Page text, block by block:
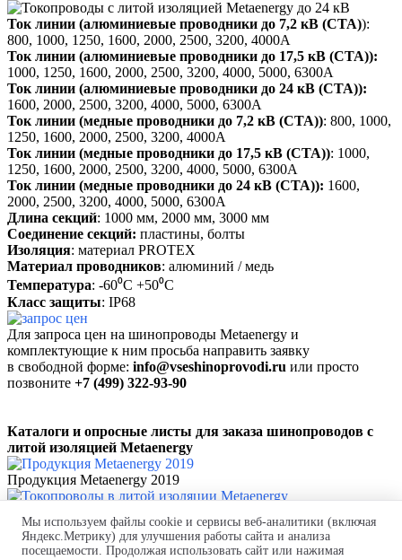
Ток линии (алюминиевые проводники до 7,2 кВ (СTA)):
800, 1000, 1250, 1600, 2000, 2500, 3200, 4000А
Ток линии (алюминиевые проводники до 17,5 кВ (СTA)):
1000, 1250, 1600, 2000, 2500, 3200, 4000, 5000, 6300А
Ток линии (алюминиевые проводники до 24 кВ (СTA)):
1600, 2000, 2500, 3200, 4000, 5000, 6300А
Ток линии (медные проводники до 7,2 кВ (СTA)): 800, 1000,
1250, 1600, 2000, 2500, 3200, 4000А
Ток линии (медные проводники до 17,5 кВ (СTA)): 1000,
1250, 1600, 2000, 2500, 3200, 4000, 5000, 6300А
Ток линии (медные проводники до 24 кВ (СTA)): 1600,
2000, 2500, 3200, 4000, 5000, 6300А
Длина секций: 1000 мм, 2000 мм, 3000 мм
Соединение секций: пластины, болты
Изоляция: материал PROTEX
Материал проводников: алюминий / медь
Температура: -60⁰С +50⁰С
Класс защиты: IP68
Для запроса цен на шинопроводы Metaenergy и
комплектующие к ним просьба направить заявку
в свободной форме: info@vseshinoprovodi.ru или просто
позвоните +7 (499) 322-93-90
Каталоги и опросные листы для заказа шинопроводов с
литой изоляцией Metaenergy
Продукция Metaenergy 2019
Производство и поставка шинных мостов.
Мы используем файлы cookie и сервисы веб-аналитики (включая
Яндекс.Метрику) для улучшения работы сайта и анализа
посещаемости. Продолжая использовать сайт или нажимая